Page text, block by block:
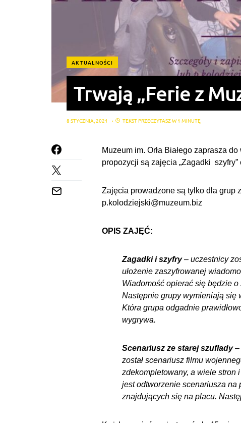
AKTUALNOŚCI
Trwają „Ferie z
8 STYCZNIA, 2021 TEKST PRZECZYTASZ W 1 MINUTĘ
Muzeum im. Orła Białego zaprasza
propozycji są zajęcia „Zagadki szyfry”
Zajęcia prowadzone są tylko dla grup
p.kolodziejski@muzeum.biz
OPIS ZAJĘĆ:
Zagadki i szyfry– uczestnicy
ułożenie zaszyfrowanej
Wiadomość opierać się będzie
Następnie grupy wymieniają się
Która grupa odgadnie
wygrywa.
Scenariusz ze starej szuflady–
został scenariusz filmu
zdekompletowany, a wiele stron
jest odtworzenie scenariusza na
znajdujących się na placu.